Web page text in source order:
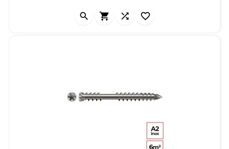
   